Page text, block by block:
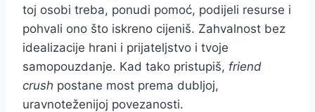
toj osobi treba, ponudi pomoć, podijeli resurse i
pohvali ono što iskreno cijeniš. Zahvalnost bez
idealizacije hrani i prijateljstvo i tvoje
samopouzdanje. Kad tako pristupiš, friend
crush postane most prema dubljoj,
uravnoteženijoj povezanosti.